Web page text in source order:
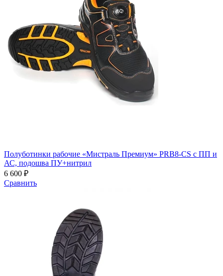
Полуботинки рабочие «Мистраль Премиум» PRB8-CS с ПП и
АС, подошва ПУ+нитрил
6 600 ₽
Сравнить